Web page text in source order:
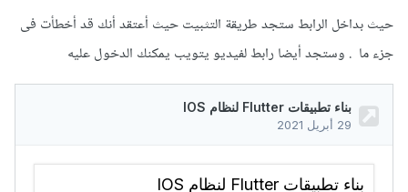
حيث بداخل الرابط ستجد طريقة التثبيت حيث أعتقد أنك قد أخطأت فى
جزء ما . وستجد أيضا رابط لفيديو يتويب يمكنك الدخول عليه